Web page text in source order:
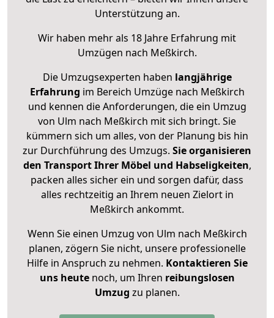
Unterstützung an.
Wir haben mehr als 18 Jahre Erfahrung mit
Umzügen nach Meßkirch.
Die Umzugsexperten haben langjährige
Erfahrung im Bereich Umzüge nach Meßkirch
und kennen die Anforderungen, die ein Umzug
von Ulm nach Meßkirch mit sich bringt. Sie
kümmern sich um alles, von der Planung bis hin
zur Durchführung des Umzugs. Sie organisieren
den Transport Ihrer Möbel und Habseligkeiten,
packen alles sicher ein und sorgen dafür, dass
alles rechtzeitig an Ihrem neuen Zielort in
Meßkirch ankommt.
Wenn Sie einen Umzug von Ulm nach Meßkirch
planen, zögern Sie nicht, unsere professionelle
Hilfe in Anspruch zu nehmen. Kontaktieren Sie
uns heutenoch, um Ihren reibungslosen
Umzug zu planen.